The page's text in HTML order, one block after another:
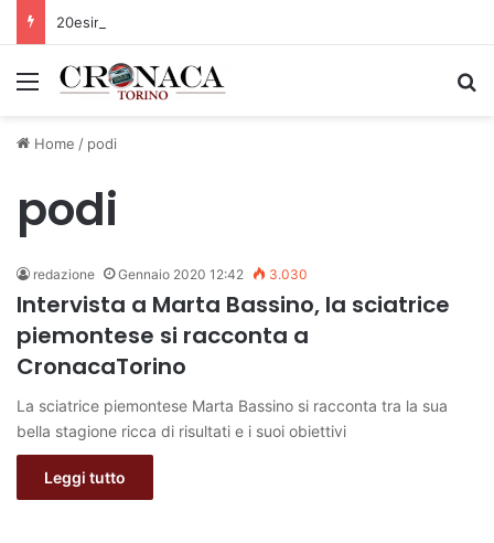
Menu
Home / podi
podi
redazione Gennaio 2020 12:42 3.030
Intervista a Marta Bassino, la sciatrice
piemontese si racconta a
CronacaTorino
La sciatrice piemontese Marta Bassino si racconta tra la sua
bella stagione ricca di risultati e i suoi obiettivi
Leggi tutto